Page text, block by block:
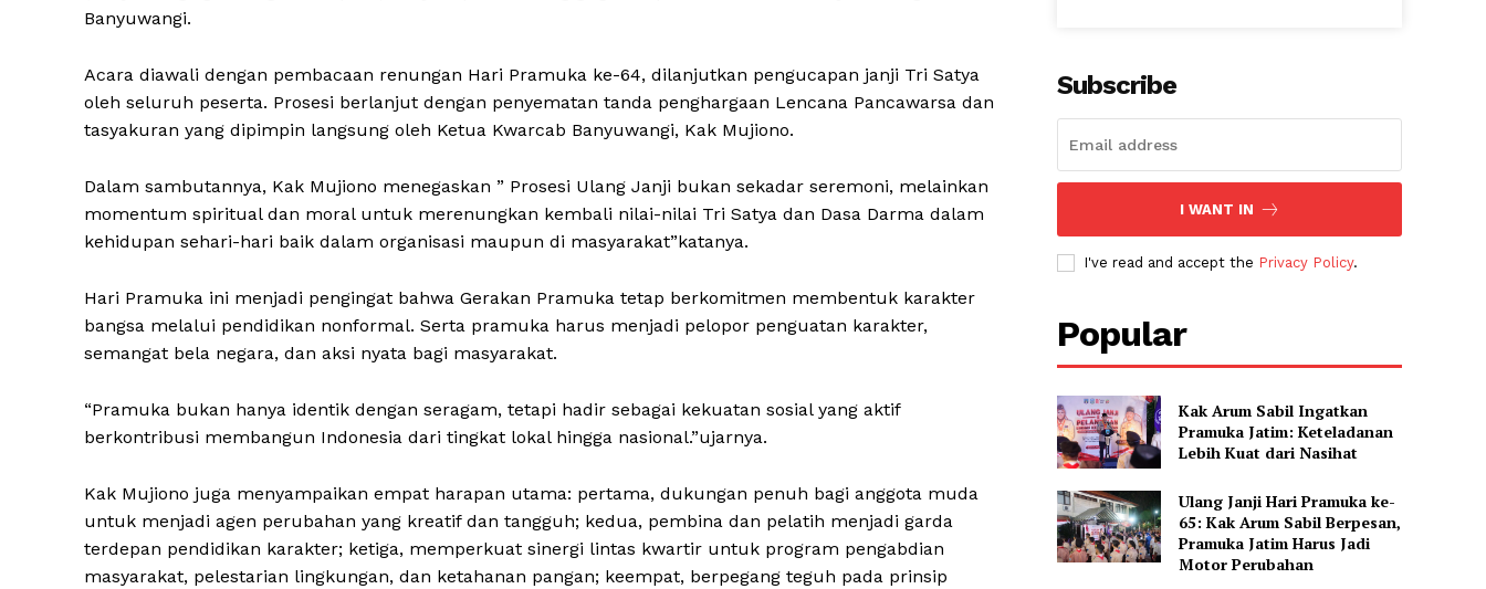
Banyuwangi.
Acara diawali dengan pembacaan renungan Hari Pramuka ke-64, dilanjutkan pengucapan janji Tri Satya
oleh seluruh peserta. Prosesi berlanjut dengan penyematan tanda penghargaan Lencana Pancawarsa dan
tasyakuran yang dipimpin langsung oleh Ketua Kwarcab Banyuwangi, Kak Mujiono.
Dalam sambutannya, Kak Mujiono menegaskan ” Prosesi Ulang Janji bukan sekadar seremoni, melainkan
momentum spiritual dan moral untuk merenungkan kembali nilai-nilai Tri Satya dan Dasa Darma dalam
kehidupan sehari-hari baik dalam organisasi maupun di masyarakat”katanya.
Hari Pramuka ini menjadi pengingat bahwa Gerakan Pramuka tetap berkomitmen membentuk karakter
bangsa melalui pendidikan nonformal. Serta pramuka harus menjadi pelopor penguatan karakter,
semangat bela negara, dan aksi nyata bagi masyarakat.
“Pramuka bukan hanya identik dengan seragam, tetapi hadir sebagai kekuatan sosial yang aktif
berkontribusi membangun Indonesia dari tingkat lokal hingga nasional.”ujarnya.
Kak Mujiono juga menyampaikan empat harapan utama: pertama, dukungan penuh bagi anggota muda
untuk menjadi agen perubahan yang kreatif dan tangguh; kedua, pembina dan pelatih menjadi garda
terdepan pendidikan karakter; ketiga, memperkuat sinergi lintas kwartir untuk program pengabdian
masyarakat, pelestarian lingkungan, dan ketahanan pangan; keempat, berpegang teguh pada prinsip
Subscribe
I WANT IN
I've read and accept the Privacy Policy.
Popular
Kak Arum Sabil Ingatkan
Pramuka Jatim: Keteladanan
Lebih Kuat dari Nasihat
Ulang Janji Hari Pramuka ke-
65: Kak Arum Sabil Berpesan,
Pramuka Jatim Harus Jadi
Motor Perubahan